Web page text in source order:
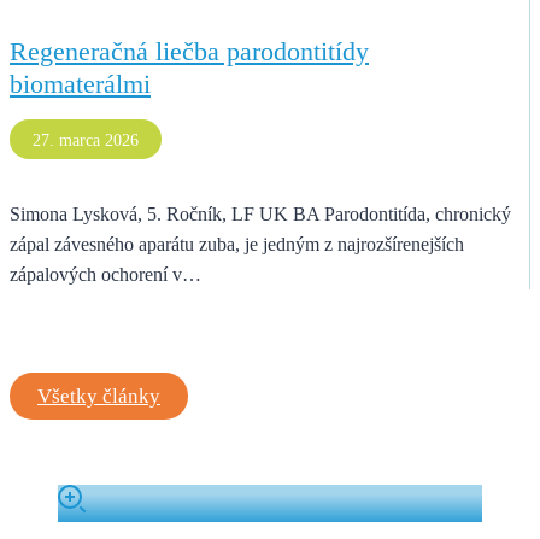
Regeneračná liečba parodontitídy
biomaterálmi
27. marca 2026
Simona Lysková, 5. Ročník, LF UK BA Parodontitída, chronický
zápal závesného aparátu zuba, je jedným z najrozšírenejších
zápalových ochorení v…
Všetky články